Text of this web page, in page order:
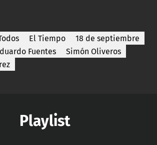
El Tiempo
18 de septiembre
Fuentes
Simón Oliveros
Playlist